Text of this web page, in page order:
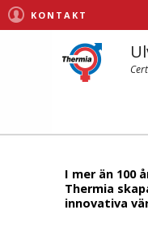
KONTAKT
I mer än 100
Thermia
innovativa